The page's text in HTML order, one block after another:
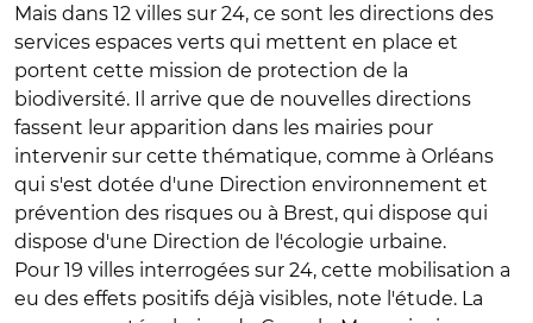
Mais dans 12 villes sur 24, ce sont les directions des
services espaces verts qui mettent en place et
portent cette mission de protection de la
biodiversité. Il arrive que de nouvelles directions
fassent leur apparition dans les mairies pour
intervenir sur cette thématique, comme à Orléans
qui s'est dotée d'une Direction environnement et
prévention des risques ou à Brest, qui dispose qui
dispose d'une Direction de l'écologie urbaine.
Pour 19 villes interrogées sur 24, cette mobilisation a
eu des effets positifs déjà visibles, note l'étude. La